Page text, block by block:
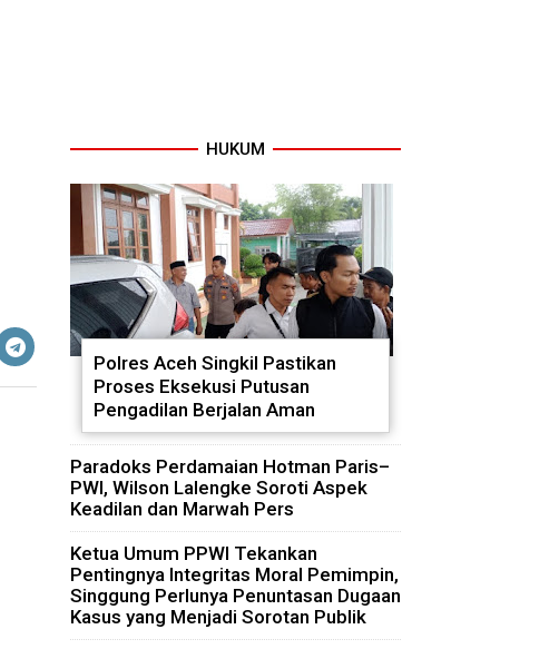
HUKUM
Polres Aceh Singkil Pastikan
Proses Eksekusi Putusan
Pengadilan Berjalan Aman
Paradoks Perdamaian Hotman Paris–
PWI, Wilson Lalengke Soroti Aspek
Keadilan dan Marwah Pers
Ketua Umum PPWI Tekankan
Pentingnya Integritas Moral Pemimpin,
Singgung Perlunya Penuntasan Dugaan
Kasus yang Menjadi Sorotan Publik